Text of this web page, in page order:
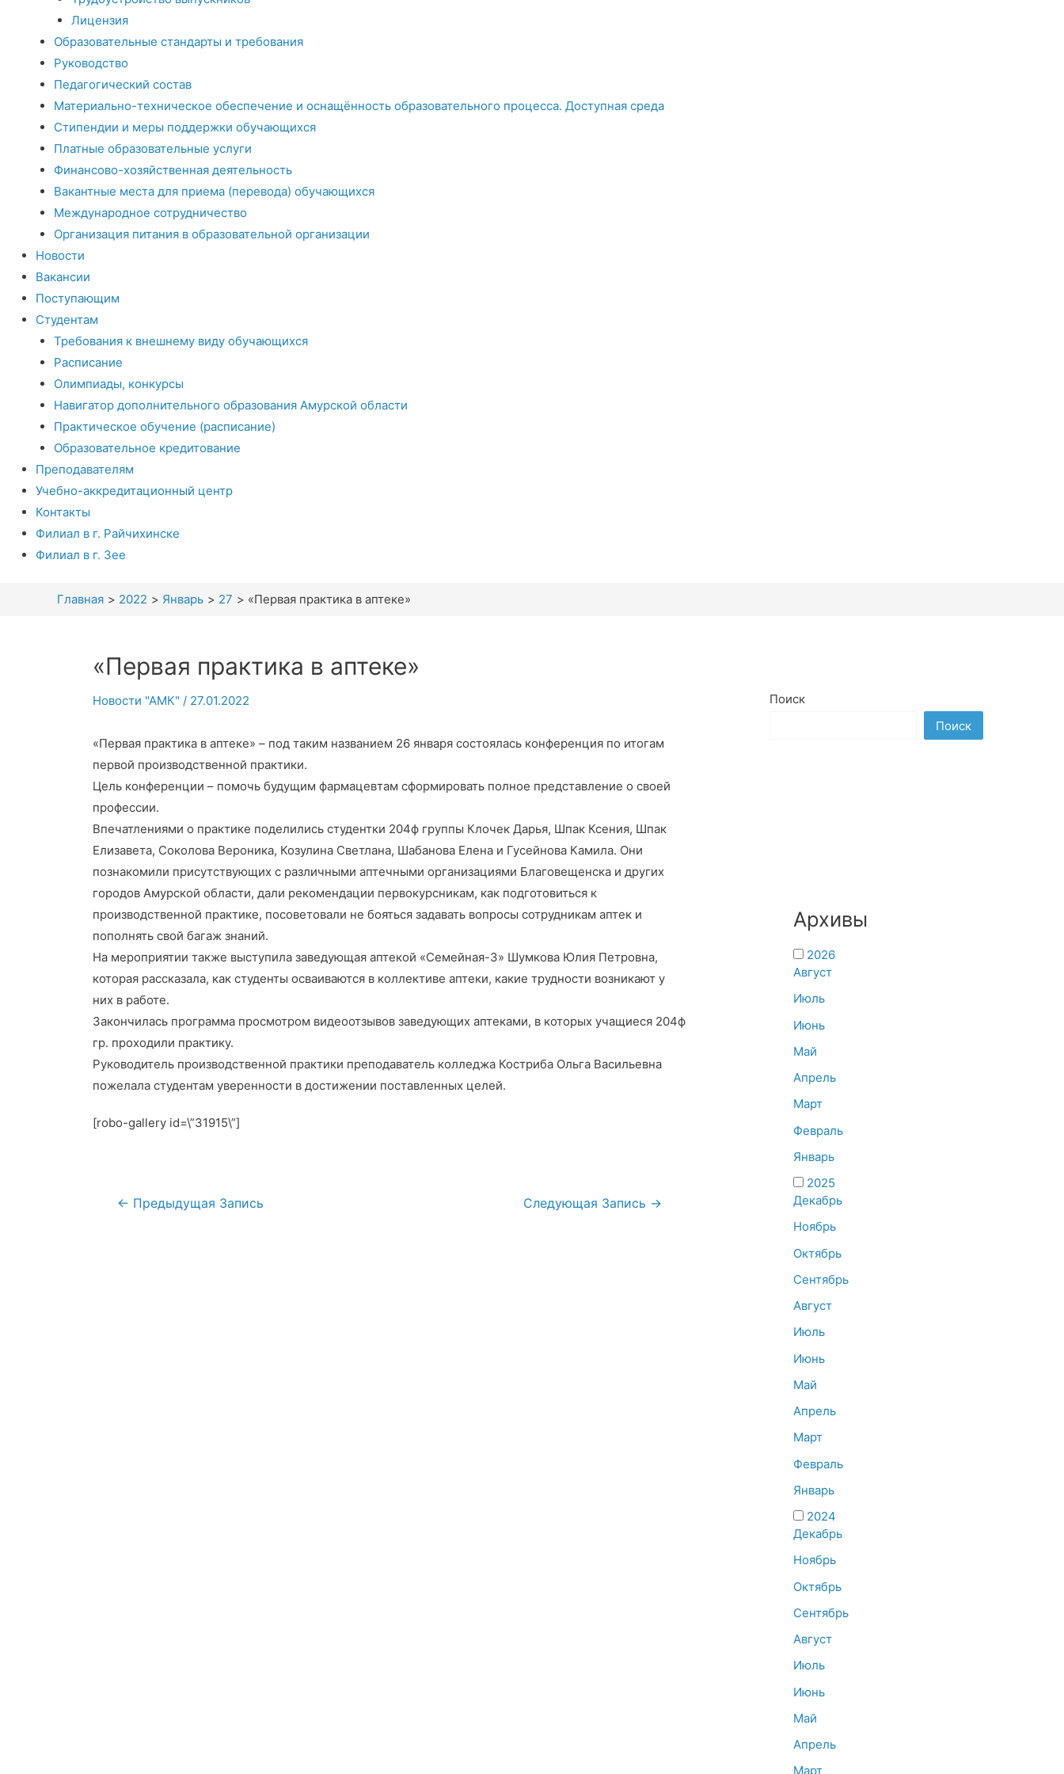
Лицензия
Образовательные стандарты и требования
Руководство
Педагогический состав
Материально-техническое обеспечение и оснащённость образовательного процесса. Доступная среда
Стипендии и меры поддержки обучающихся
Платные образовательные услуги
Финансово-хозяйственная деятельность
Вакантные места для приема (перевода) обучающихся
Международное сотрудничество
Организация питания в образовательной организации
Новости
Вакансии
Поступающим
Студентам
Требования к внешнему виду обучающихся
Расписание
Олимпиады, конкурсы
Навигатор дополнительного образования Амурской области
Практическое обучение (расписание)
Образовательное кредитование
Преподавателям
Учебно-аккредитационный центр
Контакты
Филиал в г. Райчихинске
Филиал в г. Зее
Главная 2022 Январь 27 «Первая практика в аптеке»
«Первая практика в аптеке»
Новости "АМК" / 27.01.2022
«Первая практика в аптеке» – под таким названием 26 января состоялась конференция по итогам
первой производственной практики.
Цель конференции – помочь будущим фармацевтам сформировать полное представление о своей
профессии.
Впечатлениями о практике поделились студентки 204ф группы Клочек Дарья, Шпак Ксения, Шпак
Елизавета, Соколова Вероника, Козулина Светлана, Шабанова Елена и Гусейнова Камила. Они
познакомили присутствующих с различными аптечными организациями Благовещенска и других
городов Амурской области, дали рекомендации первокурсникам, как подготовиться к
производственной практике, посоветовали не бояться задавать вопросы сотрудникам аптек и
пополнять свой багаж знаний.
На мероприятии также выступила заведующая аптекой «Семейная-3» Шумкова Юлия Петровна,
которая рассказала, как студенты осваиваются в коллективе аптеки, какие трудности возникают у
них в работе.
Закончилась программа просмотром видеоотзывов заведующих аптеками, в которых учащиеся 204ф
гр. проходили практику.
Руководитель производственной практики преподаватель колледжа Костриба Ольга Васильевна
пожелала студентам уверенности в достижении поставленных целей.
[robo-gallery id=\”31915\”]
Навигация
← Предыдущая Запись Следующая Запись →
Поиск
Поиск
Архивы
2026
Август
Июль
Июнь
Май
Апрель
Март
Февраль
Январь
2025
Декабрь
Ноябрь
Октябрь
Сентябрь
Август
Июль
Июнь
Май
Апрель
Март
Февраль
Январь
2024
Декабрь
Ноябрь
Октябрь
Сентябрь
Август
Июль
Июнь
Май
Апрель
Март